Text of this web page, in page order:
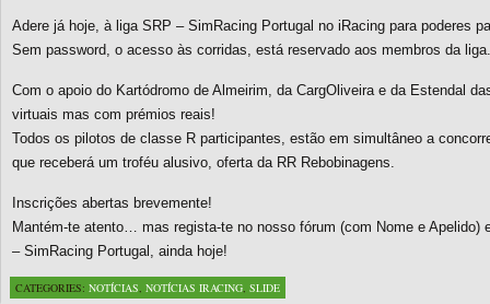
Adere já hoje, à liga SRP – SimRacing Portugal no iRacing para poderes
Sem password, o acesso às corridas, está reservado aos membros da liga.
Com o apoio do Kartódromo de Almeirim, da CargOliveira e da Estendal
virtuais mas com prémios reais!
Todos os pilotos de classe R participantes, estão em simultâneo a
que receberá um troféu alusivo, oferta da RR Rebobinagens.
Inscrições abertas brevemente!
Mantém-te atento… mas regista-te no nosso fórum (com Nome e Apelido)
– SimRacing Portugal, ainda hoje!
CATEGORIES: NOTÍCIAS, NOTÍCIAS IRACING, SLIDE